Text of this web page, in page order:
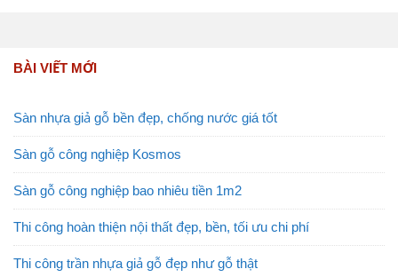
BÀI VIẾT MỚI
Sàn nhựa giả gỗ bền đẹp, chống nước giá tốt
Sàn gỗ công nghiệp Kosmos
Sàn gỗ công nghiệp bao nhiêu tiền 1m2
Thi công hoàn thiện nội thất đẹp, bền, tối ưu chi phí
Thi công trần nhựa giả gỗ đẹp như gỗ thật